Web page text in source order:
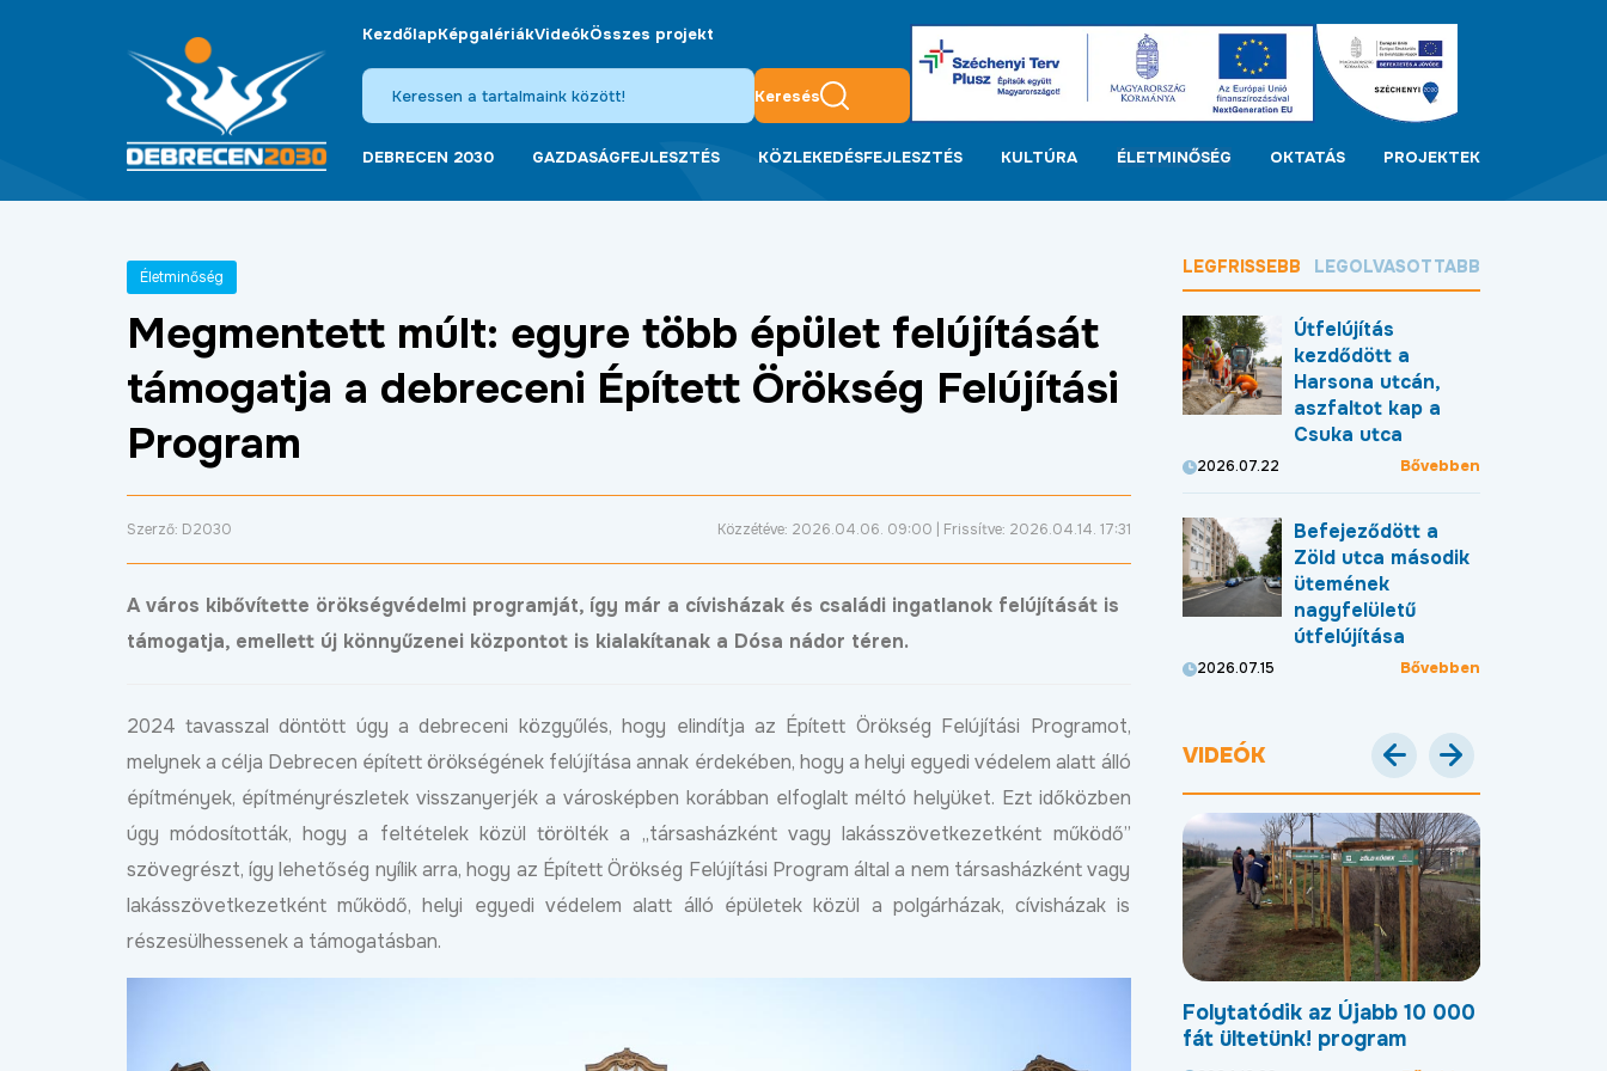
KezdőlapKépgalériákVideókÖsszes projekt
Keresés
DEBRECEN 2030 GAZDASÁGFEJLESZTÉS KÖZLEKEDÉSFEJLESZTÉS KULTÚRA ÉLETMINŐSÉG OKTATÁS PROJEKTEK
Életminőség
Megmentett múlt: egyre több épület felújítását
támogatja a debreceni Épített Örökség Felújítási
Program
Szerző: D2030 Közzétéve: 2026.04.06. 09:00 | Frissítve: 2026.04.14. 17:31
A város kibővítette örökségvédelmi programját, így már a cívisházak és családi ingatlanok felújítását is
támogatja, emellett új könnyűzenei központot is kialakítanak a Dósa nádor téren.
2024 tavasszal döntött úgy a debreceni közgyűlés, hogy elindítja az Épített Örökség Felújítási Programot,
melynek a célja Debrecen épített örökségének felújítása annak érdekében, hogy a helyi egyedi védelem alatt álló
építmények, építményrészletek visszanyerjék a városképben korábban elfoglalt méltó helyüket. Ezt időközben
úgy módosították, hogy a feltételek közül törölték a „társasházként vagy lakásszövetkezetként működő”
szövegrészt, így lehetőség nyílik arra, hogy az Épített Örökség Felújítási Program által a nem társasházként vagy
lakásszövetkezetként működő, helyi egyedi védelem alatt álló épületek közül a polgárházak, cívisházak is
részesülhessenek a támogatásban.
LEGFRISSEBB LEGOLVASOTTABB
Útfelújítás
kezdődött a
Harsona utcán,
aszfaltot kap a
Csuka utca
2026.07.22 Bővebben
Befejeződött a
Zöld utca második
ütemének
nagyfelületű
útfelújítása
2026.07.15 Bővebben
VIDEÓK
és a Délibáb
2024.11.07
Folytatódik az Újabb 10 000
fát ültetünk! program